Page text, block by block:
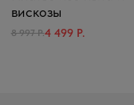
вискозы
8 997 Р.4 499 Р.